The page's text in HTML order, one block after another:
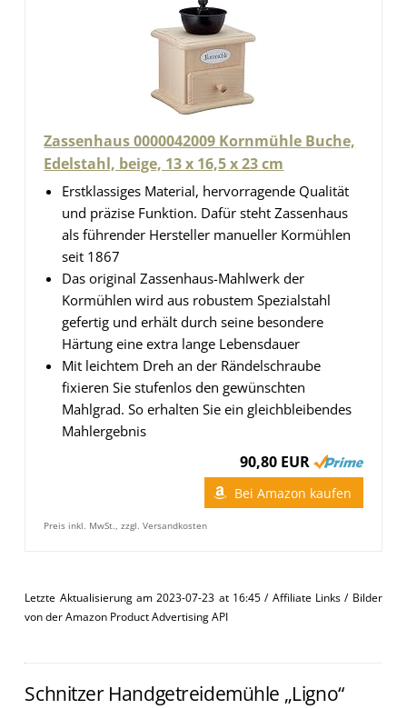
Zassenhaus 0000042009 Kornmühle Buche,
Edelstahl, beige, 13 x 16,5 x 23 cm
Erstklassiges Material, hervorragende Qualität
und präzise Funktion. Dafür steht Zassenhaus
als führender Hersteller manueller Kormühlen
seit 1867
Das original Zassenhaus-Mahlwerk der
Kormühlen wird aus robustem Spezialstahl
gefertig und erhält durch seine besondere
Härtung eine extra lange Lebensdauer
Mit leichtem Dreh an der Rändelschraube
fixieren Sie stufenlos den gewünschten
Mahlgrad. So erhalten Sie ein gleichbleibendes
Mahlergebnis
90,80 EUR
Bei Amazon kaufen
Preis inkl. MwSt., zzgl. Versandkosten
Letzte Aktualisierung am 2023-07-23 at 16:45 / Affiliate Links / Bilder
von der Amazon Product Advertising API
Schnitzer Handgetreidemühle „Ligno“